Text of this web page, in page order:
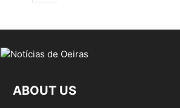
ABOUT US